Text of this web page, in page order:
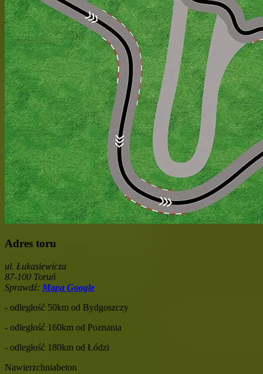
Adres toru
ul. Łukasiewicza
87-100 Toruń
Sprawdź: Mapa Google
- odległość 50km od Bydgoszczy
- odległość 160km od Poznania
- odległość 180km od Łódzi
Nawierzchniabeton